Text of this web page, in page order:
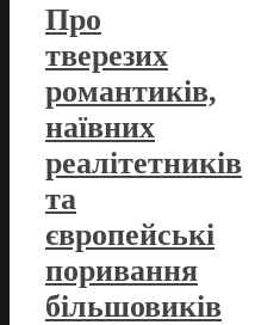
Про
тверезих
романтиків,
наївних
реалітетників
та
європейські
поривання
більшовиків